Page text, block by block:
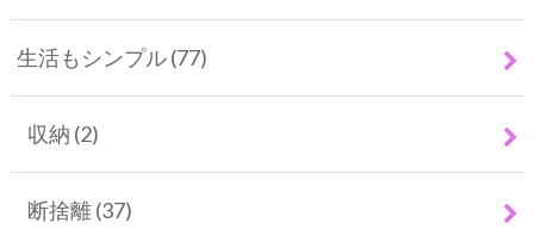
生活もシンプル(77)
収納 (2)
断捨離(37)